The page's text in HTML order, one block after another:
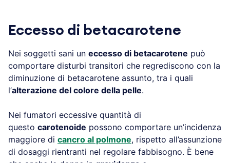
Eccesso di betacarotene
Nei soggetti sani un eccesso di betacarotene può
comportare disturbi transitori che regrediscono con la
diminuzione di betacarotene assunto, tra i quali
l’alterazione del colore della pelle.
Nei fumatori eccessive quantità di
questo carotenoide possono comportare un’incidenza
maggiore di cancro al polmone, rispetto all’assunzione
di dosaggi rientranti nel regolare fabbisogno. È bene